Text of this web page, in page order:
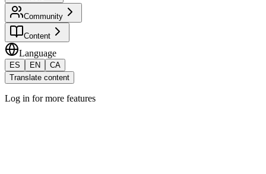
Community
Content
Language
ES EN
CA
Translate content
Log in for more features